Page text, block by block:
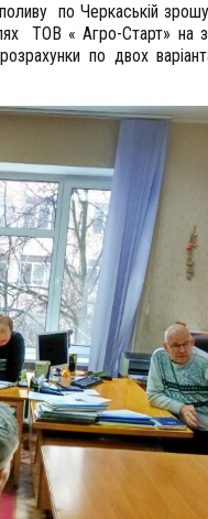
по Черкаській
ТОВ « Агро-Старт» на
по двох